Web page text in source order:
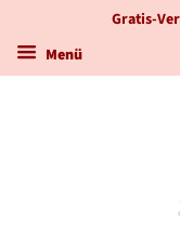
Gratis-
Menü